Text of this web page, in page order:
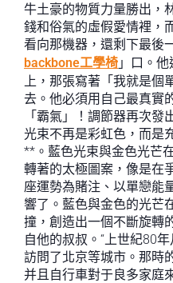
牛土豪的物質力量勝出，
錢和俗氣的虛假愛情裡，
看向那機器，還剩下最後
backbone工學椅 」口。
上，那張寫著「我就是個
去。他必須用自己最真實
「霸氣」！調節器再次
光束不再是彩虹色，而是
**。藍色光束與金色光芒
轉著的太極圖案，像是在
座運勢為賭注、以單戀能
響了。藍色與金色的光芒
撞，創造出一個不斷旋轉
自他的叔叔。“上世紀80
訪問了北京等城市。那時
并且自行車對于良多家庭